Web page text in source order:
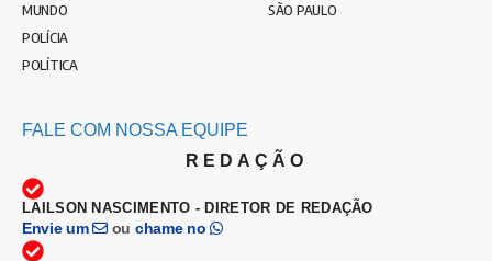
MUNDO
POLÍCIA
POLÍTICA
SÃO PAULO
FALE COM NOSSA EQUIPE
REDAÇÃO
LAILSON NASCIMENTO - DIRETOR DE REDAÇÃO
Envie um ou chame no